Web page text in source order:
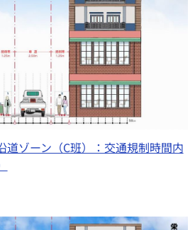
道ゾーン（C班）：交通規制時間内